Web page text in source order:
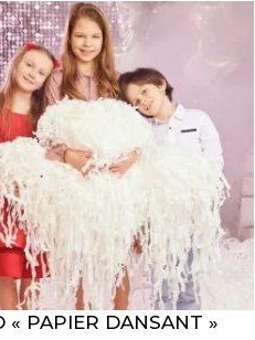
« PAPIER DANSANT »